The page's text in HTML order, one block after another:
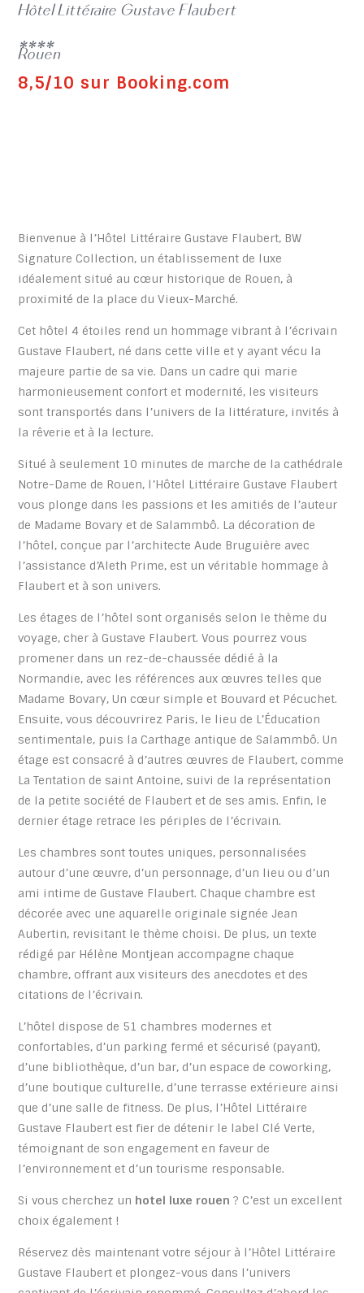
Hôtel Littéraire Gustave Flaubert
****
Rouen
8,5/10 sur Booking.com
Bienvenue à l’Hôtel Littéraire Gustave Flaubert, BW
Signature Collection, un établissement de luxe
idéalement situé au cœur historique de Rouen, à
proximité de la place du Vieux-Marché.
Cet hôtel 4 étoiles rend un hommage vibrant à l’écrivain
Gustave Flaubert, né dans cette ville et y ayant vécu la
majeure partie de sa vie. Dans un cadre qui marie
harmonieusement confort et modernité, les visiteurs
sont transportés dans l’univers de la littérature, invités à
la rêverie et à la lecture.
Situé à seulement 10 minutes de marche de la cathédrale
Notre-Dame de Rouen, l’Hôtel Littéraire Gustave Flaubert
vous plonge dans les passions et les amitiés de l’auteur
de Madame Bovary et de Salammbô. La décoration de
l’hôtel, conçue par l’architecte Aude Bruguière avec
l’assistance d’Aleth Prime, est un véritable hommage à
Flaubert et à son univers.
Les étages de l’hôtel sont organisés selon le thème du
voyage, cher à Gustave Flaubert. Vous pourrez vous
promener dans un rez-de-chaussée dédié à la
Normandie, avec les références aux œuvres telles que
Madame Bovary, Un cœur simple et Bouvard et Pécuchet.
Ensuite, vous découvrirez Paris, le lieu de L’Éducation
sentimentale, puis la Carthage antique de Salammbô. Un
étage est consacré à d’autres œuvres de Flaubert, comme
La Tentation de saint Antoine, suivi de la représentation
de la petite société de Flaubert et de ses amis. Enfin, le
dernier étage retrace les périples de l’écrivain.
Les chambres sont toutes uniques, personnalisées
autour d’une œuvre, d’un personnage, d’un lieu ou d’un
ami intime de Gustave Flaubert. Chaque chambre est
décorée avec une aquarelle originale signée Jean
Aubertin, revisitant le thème choisi. De plus, un texte
rédigé par Hélène Montjean accompagne chaque
chambre, offrant aux visiteurs des anecdotes et des
citations de l’écrivain.
L’hôtel dispose de 51 chambres modernes et
confortables, d’un parking fermé et sécurisé (payant),
d’une bibliothèque, d’un bar, d’un espace de coworking,
d’une boutique culturelle, d’une terrasse extérieure ainsi
que d’une salle de fitness. De plus, l’Hôtel Littéraire
Gustave Flaubert est fier de détenir le label Clé Verte,
témoignant de son engagement en faveur de
l’environnement et d’un tourisme responsable.
Si vous cherchez un hotel luxe rouen ? C’est un excellent
choix également !
Réservez dès maintenant votre séjour à l’Hôtel Littéraire
Gustave Flaubert et plongez-vous dans l’univers